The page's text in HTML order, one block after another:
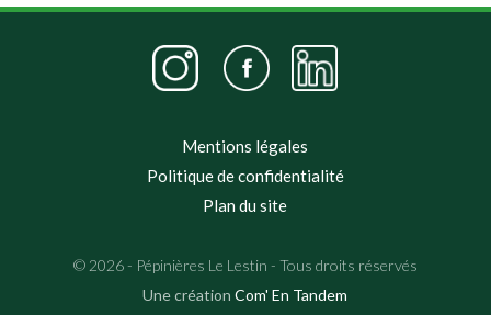
Mentions légales
Politique de confidentialité
Plan du site
© 2026 - Pépinières Le Lestin - Tous droits réservés
Une créationCom' En Tandem